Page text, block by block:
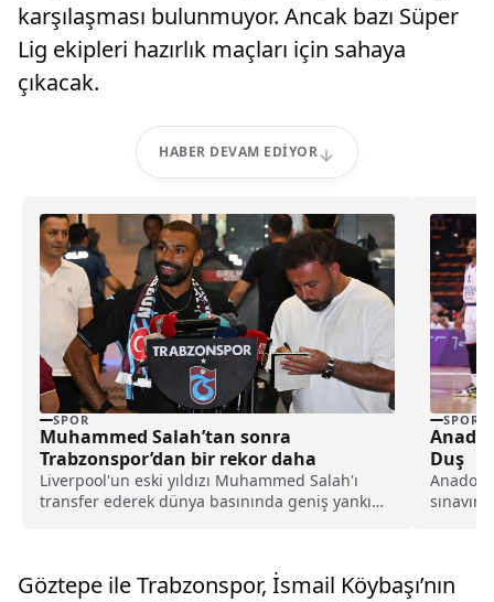
karşılaşması bulunmuyor. Ancak bazı Süper
Lig ekipleri hazırlık maçları için sahaya
çıkacak.
HABER DEVAM EDIYOR
SPOR
Muhammed Salah’tan sonra
Trabzonspor’dan bir rekor daha
Liverpool'un eski yıldızı Muhammed Salah'ı
transfer ederek dünya basınında geniş yankı
açıkladı.
SPOR
Duş
Anadolu
Göztepe ile Trabzonspor, İsmail Köybaşı’nın